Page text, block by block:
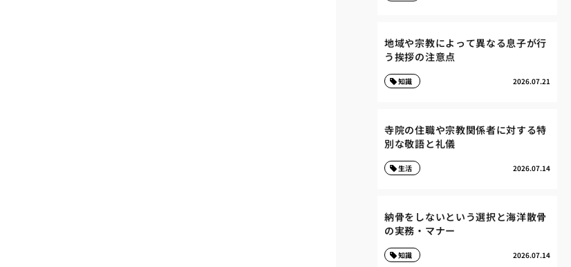
地域や宗教によって異なる息子が行
う挨拶の注意点
2026.07.21
知識
寺院の住職や宗教関係者に対する特
別な敬語と礼儀
2026.07.14
生活
納骨をしないという選択と海洋散骨
の実務・マナー
2026.07.14
知識